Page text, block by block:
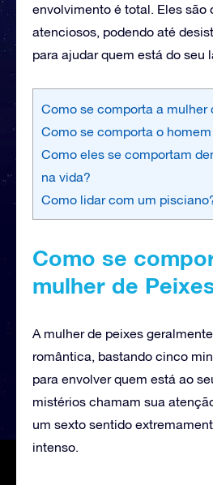
envolvimento é total. Eles são
atenciosos, podendo até
para ajudar quem está do seu
Como se comporta a mulher
Como se comporta o
Como eles se comportam
na vida?
Como lidar com um
Como se
mulher de
A mulher de peixes
romântica, bastando cinco
para envolver quem está ao
mistérios chamam sua
um sexto sentido
intenso.